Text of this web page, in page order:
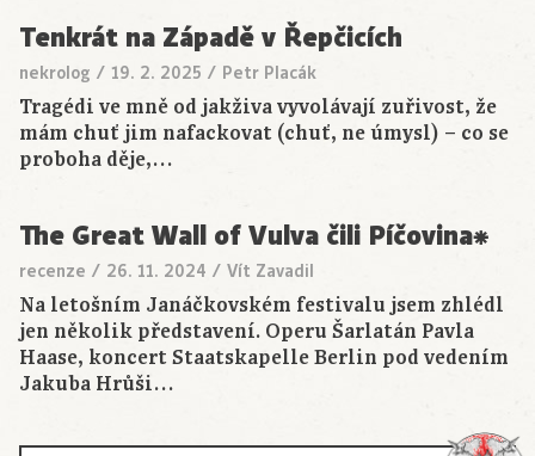
Tenkrát na Západě v Řepčicích
nekrolog / 19. 2. 2025 / Petr Placák
Tragédi ve mně od jakživa vyvolávají zuřivost, že
mám chuť jim nafackovat (chuť, ne úmysl) – co se
proboha děje,…
The Great Wall of Vulva čili Píčovina⁕
recenze / 26. 11. 2024 / Vít Zavadil
Na letošním Janáčkovském festivalu jsem zhlédl
jen několik představení. Operu Šarlatán Pavla
Haase, koncert Staatskapelle Berlin pod vedením
Jakuba Hrůši…